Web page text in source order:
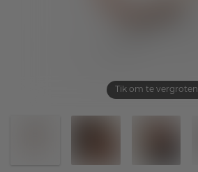
Tik om te vergroten